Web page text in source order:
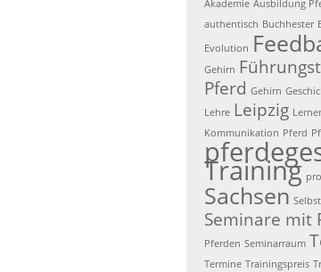
Akademie Ausbildung
authentisch Buchhester
Evolution
Gehirn
Pferd Gehirn
Lehre Leipzig
Kommunikation Pferd
Training
Sachsen
Seminare mit
Pferden Seminarraum
Termine Trainingspreis